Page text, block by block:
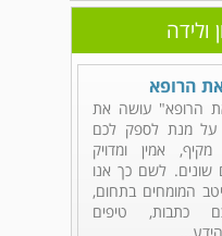
ולידה
הרופא
הרופא" עושה את
על מנת לספק לכם
אמין ומדויק
שונים. לשם כך אנו
המומחים בתחום,
כתבות, טיפים